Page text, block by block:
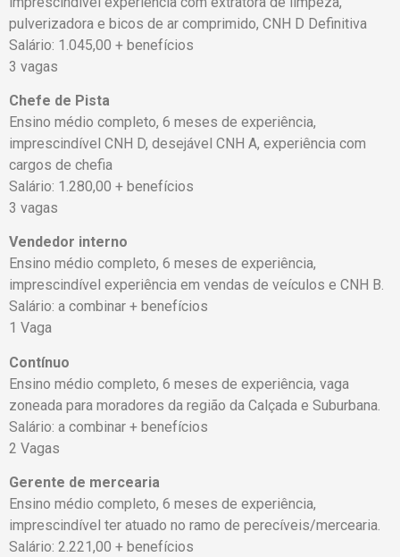
pulverizadora e bicos de ar comprimido, CNH D Definitiva
Salário: 1.045,00 + benefícios
3 vagas
Chefe de Pista
Ensino médio completo, 6 meses de experiência,
imprescindível CNH D, desejável CNH A, experiência com
cargos de chefia
Salário: 1.280,00 + benefícios
3 vagas
Vendedor interno
Ensino médio completo, 6 meses de experiência,
imprescindível experiência em vendas de veículos e CNH B.
Salário: a combinar + benefícios
1 Vaga
Contínuo
Ensino médio completo, 6 meses de experiência, vaga
zoneada para moradores da região da Calçada e Suburbana.
Salário: a combinar + benefícios
2 Vagas
Gerente de mercearia
Ensino médio completo, 6 meses de experiência,
imprescindível ter atuado no ramo de perecíveis/mercearia.
Salário: 2.221,00 + benefícios